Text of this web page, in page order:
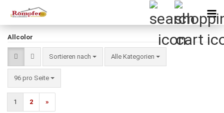
Allcolor
Sortieren nach
Sortieren nach Alle Kategorien
96 pro Seite
pro Seite
1 2 »